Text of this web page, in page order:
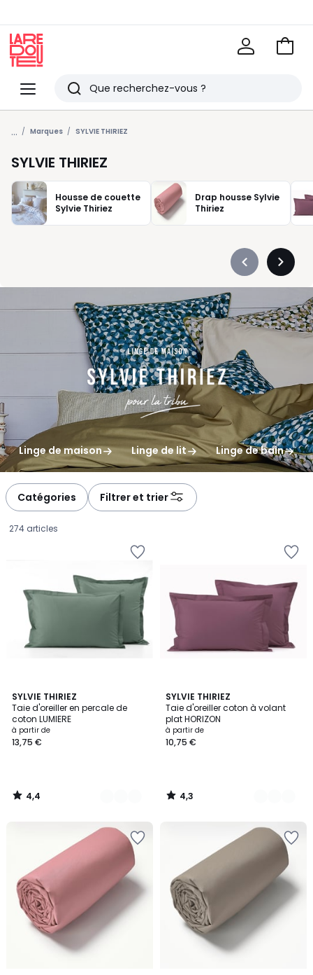
Menu
Redoute
Rechercher
Derniers
articles
vus
Voir
... Marques SYLVIE THIRIEZ
SYLVIE THIRIEZ
Housse de couette
Sylvie Thiriez
Drap housse Sylvie
Thiriez
Précédent
à
gauche
défiler
à
droite
Linge de maison Linge de lit Linge de bain
Catégories Filtrer et trier
274 articles
SYLVIE THIRIEZ
Taie d'oreiller en percale de
coton LUMIERE
Prix
à
13,75
€.
à partir de
13,75 €
4,4
/ 5
17
Couleurs
4,4
/
SYLVIE THIRIEZ
Taie d'oreiller coton à volant
plat HORIZON
à partir de
10,75 €
4,3
/ 5
11
Couleurs
4,3
/